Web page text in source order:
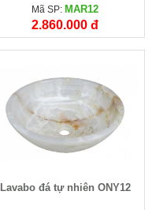
Mã SP: MAR12
2.860.000 đ
Lavabo đá tự nhiên ONY12